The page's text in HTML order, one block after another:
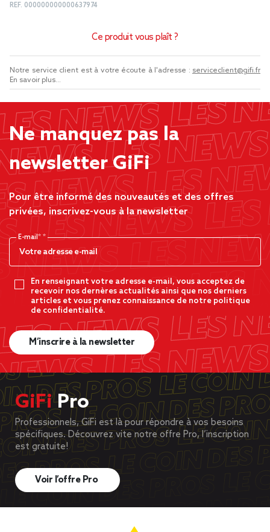
REF. 000000000000637974
Ce produit vous plaît ?
Notre service client est à votre écoute à l'adresse : serviceclient@gifi.fr
En savoir plus...
Ne manquez pas la
newsletter GiFi
Pour être informé des nouveautés et des offres
privées, inscrivez-vous à la newsletter
E-mail*
En renseignant votre adresse e-mail, vous acceptez de
recevoir nos dernères actualités ainsi que nos derniers
articles et vous prenez connaissance de notre politique
de confidentialité.
M’inscrire à la newsletter
GiFiPro
Professionnels, GiFi est là pour répondre à vos besoins
spécifiques. Découvrez vite notre offre Pro, l’inscription
est gratuite!
Voir l’offre Pro